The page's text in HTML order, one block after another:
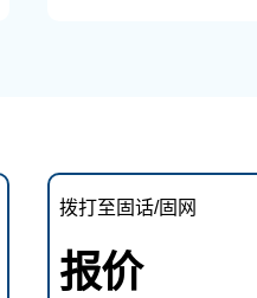
拨打至固话/固网
报价